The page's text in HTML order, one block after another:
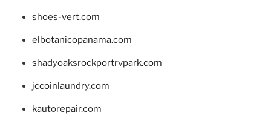
shoes-vert.com
elbotanicopanama.com
shadyoaksrockportrvpark.com
jccoinlaundry.com
kautorepair.com